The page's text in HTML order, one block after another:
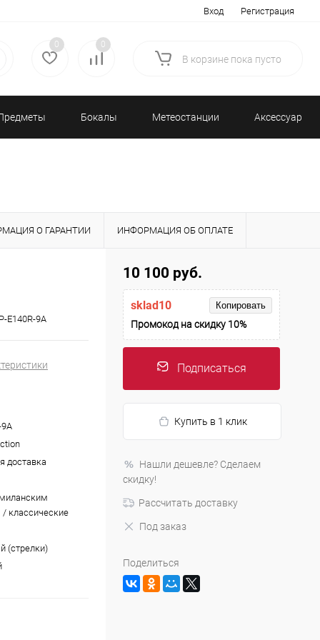
Вход Регистрация
0 0
В корзине пока пусто
Бокалы Метеостанции Аксессуары/
О ГАРАНТИИ ИНФОРМАЦИЯ ОБ ОПЛАТЕ
E140R-9A
9A
доставка
/ классические
(стрелки)
10 100 руб.
sklad10 Копировать
Промокод на скидку 10%
Подписаться
Купить в 1 клик
Нашли дешевле? Сделаем
скидку!
Рассчитать доставку
Под заказ
Поделиться